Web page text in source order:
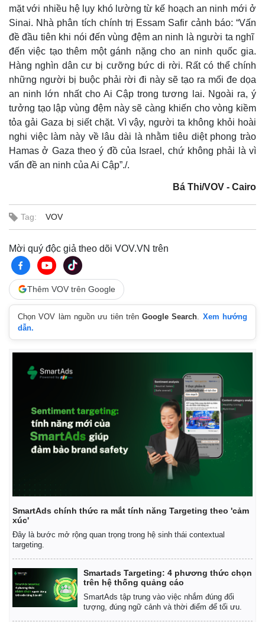
Thế giới
Quan sát
Cuộc sống đó đây
Multimedia
Video
Infographic
mặt với nhiều hệ lụy khó lường từ kế hoạch an ninh mới ở
Sinai. Nhà phân tích chính trị Essam Safir cảnh báo: “Vấn
đề đầu tiên khi nói đến vùng đệm an ninh là người ta nghĩ
đến việc tạo thêm một gánh nặng cho an ninh quốc gia.
Hàng nghìn dân cư bị cưỡng bức di rời. Rất có thể chính
những người bị buộc phải rời đi này sẽ tạo ra mối đe dọa
an ninh lớn nhất cho Ai Cập trong tương lai. Ngoài ra, ý
tưởng tạo lập vùng đệm này sẽ càng khiến cho vòng kiềm
tỏa gải Gaza bị siết chặt. Vì vậy, người ta không khỏi hoài
nghi việc làm này về lâu dài là nhằm tiêu diệt phong trào
Hamas ở Gaza theo ý đồ của Israel, chứ không phải là vì
vấn đề an ninh của Ai Cập”./.
Bá Thi/VOV - Cairo
Tag: VOV
Mời quý độc giả theo dõi VOV.VN trên
Thêm VOV trên Google
Chọn VOV làm nguồn ưu tiên trênGoogle Search
Xem hướng
dẫn.
SmartAds chính thức ra mắt tính năng Targeting theo 'cảm
xúc'
Đây là bước mở rộng quan trọng trong hệ sinh thái contextual
targeting.
Smartads Targeting: 4 phương thức chọn
trên hệ thống quảng cáo
SmartAds tập trung vào việc nhắm đúng đối
tượng, đúng ngữ cảnh và thời điểm để tối ưu.